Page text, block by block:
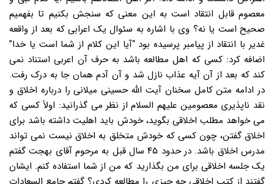
معصوم قابل انتقاد است به این معنی که سنجش بکنیم تا بفهمیم
صحیح است یا نه؟ وی با اشاره به سئوال یک اعرابی که بعد از واقعه
غدیر با انتقاد از پیامبر پرسیده بود “آیا این کلام از شما است یا خدا”
اضافه کرد: کسی که اهل مطالعه باشد به حرف آن اعربی استناد نمی
کند که بعد از آن آیه عذاب نازل شد و آن آدم همان جا به درک رفت.
در ادامه متن کامل سخنان آیت الله حسینی میلانی را درباره اخلاق و
نقد ناپذیری معصومین علیهم السلام از نظر می گذرانید: اولاً کسی که
می خواهد مطلب اخلاقی بگوید، خودش باید اهلیت داشته باشد برای
اخلاق گفتن، چون کسی که خودش متخلق به اخلاق نیست نمی تواند
مدرس اخلاق باشد. در حدود ۴۵ سال قبل به مرحوم آقای بهجت گفتم
یک جلسه اخلاقی برای من بگذارید که من از شما استفاده کنم. ایشان